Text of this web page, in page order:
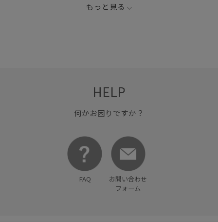
もっと見る
HELP
何かお困りですか？
FAQ
お問い合わせ
フォーム